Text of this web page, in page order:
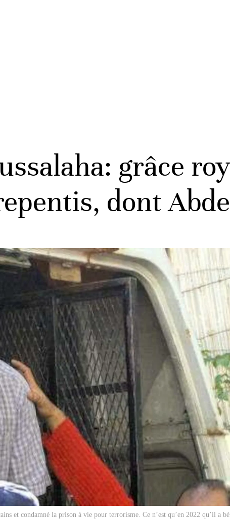
grâce
dont
et condamné la prison à vie pour terrorisme. Ce n’est qu’en 2022 qu’il a